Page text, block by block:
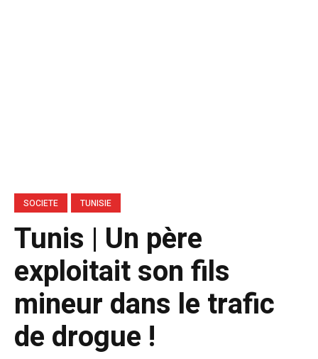
SOCIETE TUNISIE
Tunis | Un père
exploitait son fils
mineur dans le trafic
de drogue !